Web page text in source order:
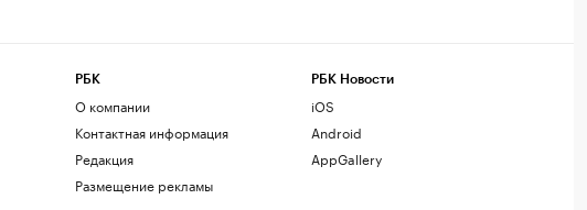
РБК
О компании
Контактная информация
Редакция
Размещение рекламы
РБК Новости
iOS
Android
AppGallery